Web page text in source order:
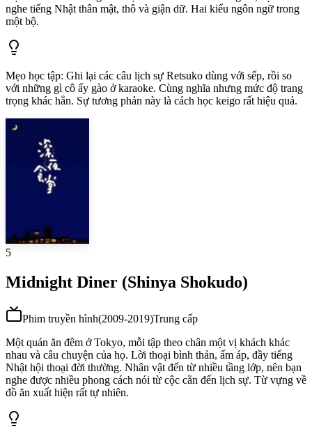
nghe tiếng Nhật thân mật, thô và giận dữ. Hai kiểu ngôn ngữ trong
một bộ.
Mẹo học tập: Ghi lại các câu lịch sự Retsuko dùng với sếp, rồi so
với những gì cô ấy gào ở karaoke. Cùng nghĩa nhưng mức độ trang
trọng khác hẳn. Sự tương phản này là cách học keigo rất hiệu quả.
5
Midnight Diner (Shinya Shokudo)
Phim truyền hình(2009-2019)Trung cấp
Một quán ăn đêm ở Tokyo, mỗi tập theo chân một vị khách khác
nhau và câu chuyện của họ. Lời thoại bình thản, ấm áp, đầy tiếng
Nhật hội thoại đời thường. Nhân vật đến từ nhiều tầng lớp, nên bạn
nghe được nhiều phong cách nói từ cộc cằn đến lịch sự. Từ vựng về
đồ ăn xuất hiện rất tự nhiên.